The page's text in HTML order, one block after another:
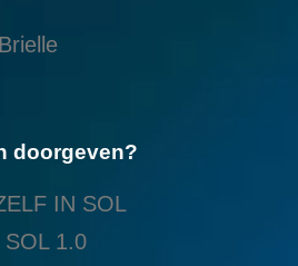
doorgeven?
IN SOL
SOL 1.0